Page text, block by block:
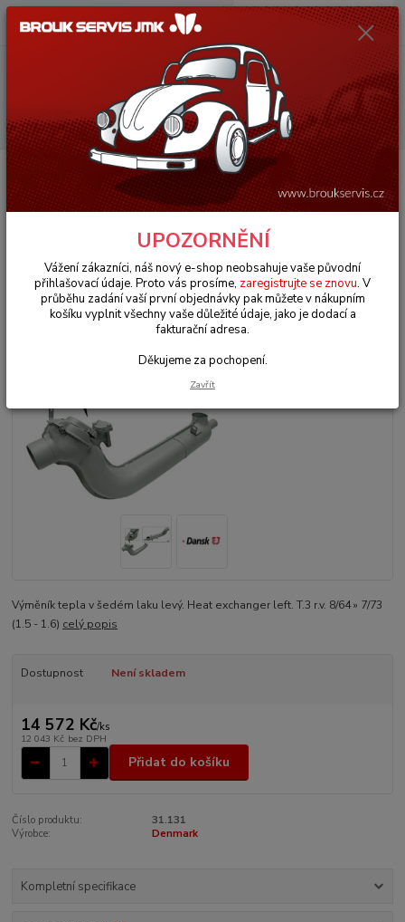
Menu
Hledat
(Po-Pá, 9-18 hod.)
0ks
za0 Kč
Úvod VW Typ 3 (1961 » 73)
Výfuky & těsnění (Exhaust & seals)
Výměník tepla/L - Typ 3 (1964 » 73)
Výměník tepla/L - Typ 3 (1964 »
Výměník tepla v šedém laku levý. Heat exchanger left. T.3 r.v. 8/64 » 7/73
(1.5 - 1.6) celý popis
Dostupnost Není skladem
14 572 Kč/ks
12 043 Kč bez DPH
Přidat do košíku
Číslo produktu:
31.131
Výrobce:
Denmark
Kompletní specifikace
UPOZORNĚNÍ
Vážení zákazníci, náš nový e-shop neobsahuje vaše původní
přihlašovací údaje. Proto vás prosíme, zaregistrujte se znovu. V
průběhu zadání vaší první objednávky pak můžete v nákupním
košíku vyplnit všechny vaše důležité údaje, jako je dodací a
fakturační adresa.
Děkujeme za pochopení.
Zavřít